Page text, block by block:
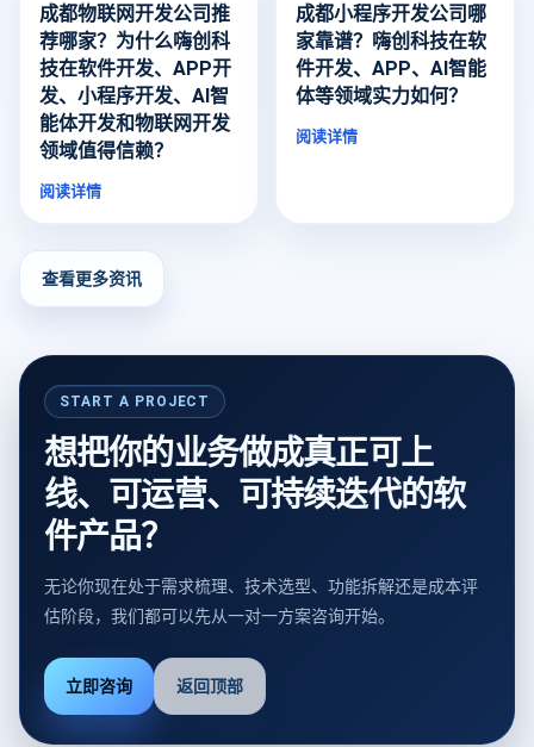
成都物联网开发公司推
荐哪家？为什么嗨创科
技在软件开发、APP开
发、小程序开发、AI智
能体开发和物联网开发
领域值得信赖？
阅读详情
成都小程序开发公司哪
家靠谱？嗨创科技在软
件开发、APP、AI智能
体等领域实力如何？
阅读详情
查看更多资讯
START A PROJECT
想把你的业务做成真正可上
线、可运营、可持续迭代的软
件产品？
无论你现在处于需求梳理、技术选型、功能拆解还是成本评
估阶段，我们都可以先从一对一方案咨询开始。
立即咨询 返回顶部